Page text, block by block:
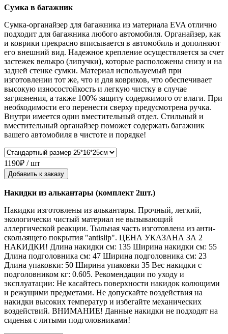
Сумка в багажник
Сумка-органайзер для багажника из материала EVA отлично
подходит для багажника любого автомобиля. Органайзер, как
и коврики прекрасно вписывается в автомобиль и дополняют
его внешний вид. Надежное крепление осуществляется за счет
застежек велькро (липучки), которые расположены снизу и на
задней стенке сумки. Материал используемый при
изготовлении тот же, что и для ковриков, что обеспечивает
высокую износостойкость и легкую чистку в случае
загрязнения, а также 100% защиту содержимого от влаги. При
необходимости его перенести сверху предусмотрена ручка.
Внутри имеется один вместительный отдел. Стильный и
вместительный органайзер поможет содержать багажник
вашего автомобиля в чистоте и порядке!
1190₽ / шт
Добавить к заказу
Накидки из алькантары (комплект 2шт.)
Накидки изготовлены из алькантары. Прочный, легкий,
экологически чистый материал не вызывающий
аллергической реакции. Тыльная часть изготовлена из анти-
скользящего покрытия "antislip". ЦЕНА УКАЗАНА ЗА 2
НАКИДКИ! Длина накидки см: 135 Ширина накидки см: 55
Длина подголовника см: 47 Ширина подголовника см: 23
Длина упаковки: 50 Ширина упаковки 35 Вес накидки с
подголовником кг: 0.605. Рекомендации по уходу и
эксплуатации: Не касайтесь поверхности накидок колющими
и режущими предметами. Не допускайте воздействия на
накидки высоких температур и избегайте механических
воздействий. ВНИМАНИЕ! Данные накидки не подходят на
сиденья с литыми подголовниками!